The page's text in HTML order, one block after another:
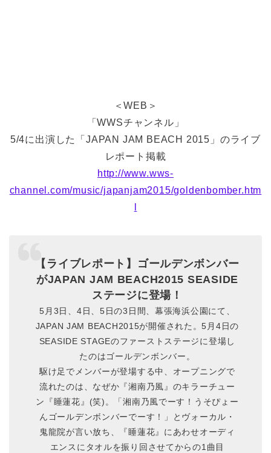
＜WEB＞
「WWSチャンネル」
5/4に出演した「JAPAN JAM BEACH 2015」のライブ
レポート掲載
http://www.wws-
channel.com/music/japanjam2015/goldenbomber.htm
【ライブレポート】ゴールデンボンバー
がJAPAN JAM BEACH2015 SEASIDE
ステージに登場！
5月3日、4日、5日の3日間、幕張海浜公園にて、
JAPAN JAM BEACH2015が開催された。5月4日の
SEASIDE STAGEのファーストステージに登場し
たのはゴールデンボンバー。
駆け足でメンバーが登場する中、オープニングで
流れたのは、なぜか『湘南乃風』のキラーチュー
ン『睡蓮花』(笑)。「湘南乃風でーす！うそぴょー
んゴールデンボンバーでーす！」とヴォーカル・
鬼龍院が言い放ち、『睡蓮花』にあわせオーディ
エンスにタオルを振り回させてからの1曲目